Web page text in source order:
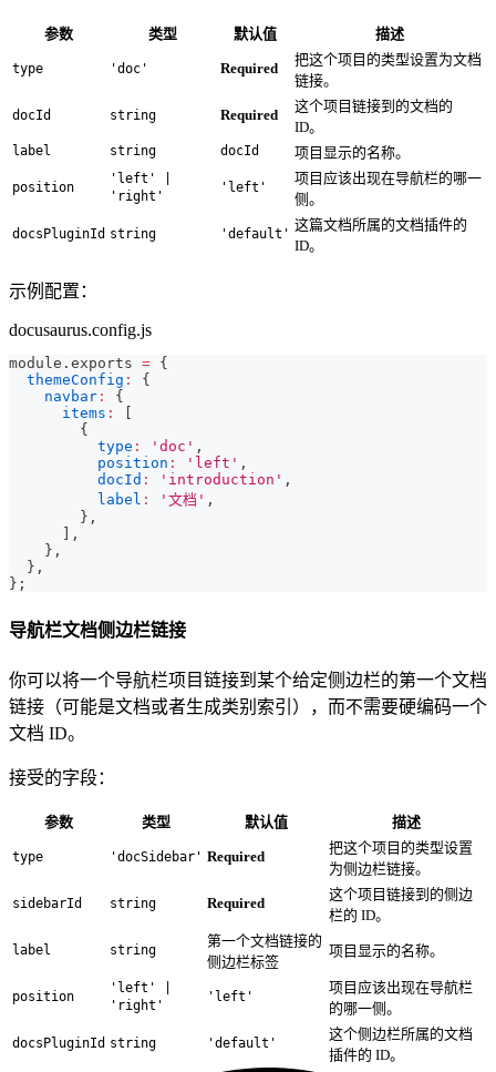
参数 类型 默认值 描述
type 'doc' Required
把这个项目的类型设置为文档
链接。
docId string Required
这个项目链接到的文档的
ID。
label string docId 项目显示的名称。
position
'left' |
'right'
'left'
项目应该出现在导航栏的哪一
侧。
docsPluginId string 'default'
这篇文档所属的文档插件的
ID。
示例配置：
docusaurus.config.js
module . exports = {
themeConfig :
{
navbar :
{
items :
{
type : 'doc' ,
position : 'left' ,
docId : 'introduction' ,
label : '文档' ,
} ,
,
} ,
} ,
} ;
导航栏文档侧边栏链接
你可以将一个导航栏项目链接到某个给定侧边栏的第一个文档
链接（可能是文档或者生成类别索引），而不需要硬编码一个
文档 ID。
接受的字段：
参数 类型 默认值 描述
type 'docSidebar' Required
把这个项目的类型设置
为侧边栏链接。
sidebarId string Required
这个项目链接到的侧边
栏的 ID。
label string
第一个文档链接的
侧边栏标签
项目显示的名称。
position
'left' |
'right'
'left'
项目应该出现在导航栏
的哪一侧。
docsPluginId string 'default'
这个侧边栏所属的文档
插件的 ID。